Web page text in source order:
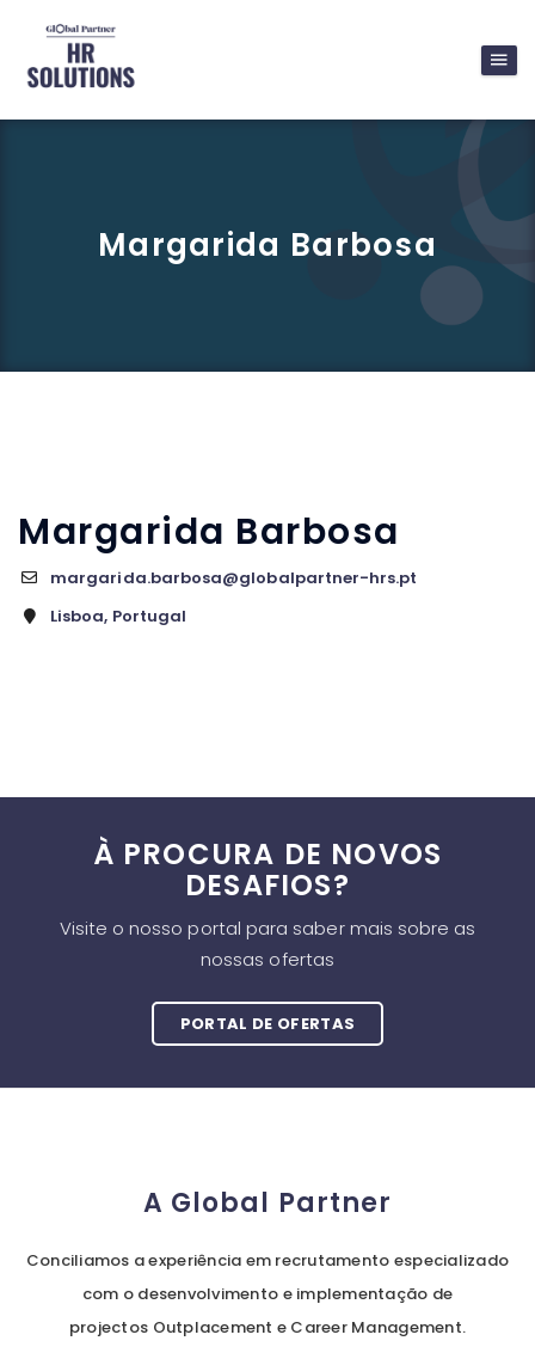
Margarida Barbosa
Margarida Barbosa
margarida.barbosa@globalpartner-hrs.pt
Lisboa, Portugal
À PROCURA DE NOVOS
DESAFIOS?
Visite o nosso portal para saber mais sobre as
nossas ofertas
PORTAL DE OFERTAS
A Global Partner
Conciliamos a experiência em recrutamento especializado
com o desenvolvimento e implementação de
projectos Outplacement e Career Management.